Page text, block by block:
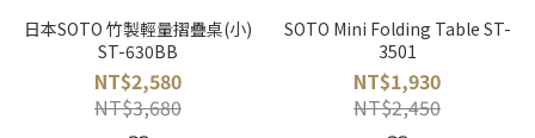
日本SOTO 竹製輕量摺疊桌(小)
ST-630BB
NT$2,580
NT$3,680
SOTO Mini Folding Table ST-
3501
NT$1,930
NT$2,450